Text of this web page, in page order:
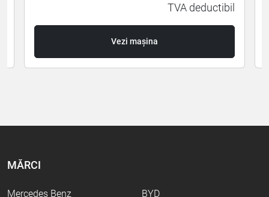
TVA deductibil
Vezi mașina
MĂRCI
Mercedes Benz
BYD